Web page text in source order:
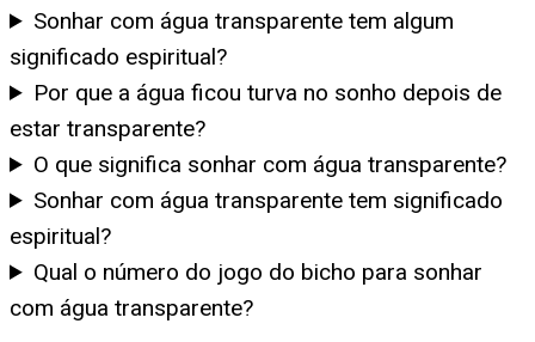
Sonhar com água transparente tem algum
significado espiritual?
Por que a água ficou turva no sonho depois de
estar transparente?
O que significa sonhar com água transparente?
Sonhar com água transparente tem significado
espiritual?
Qual o número do jogo do bicho para sonhar
com água transparente?